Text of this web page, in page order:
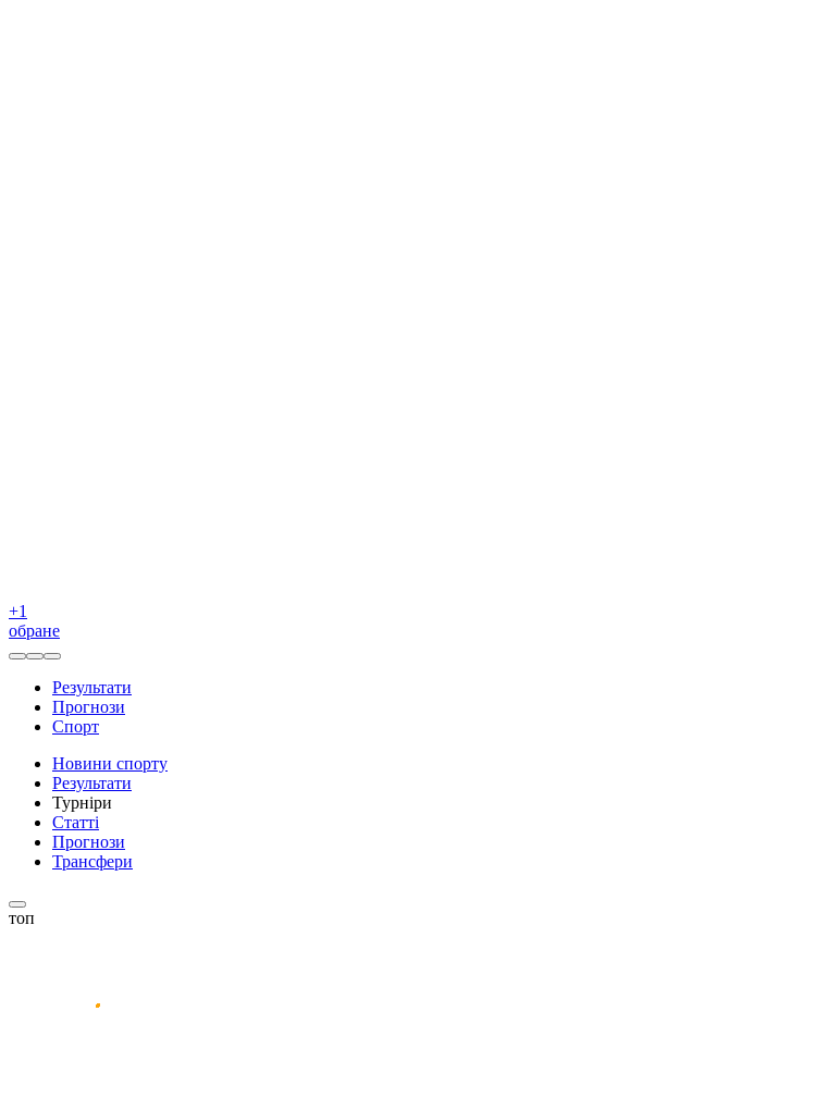
+1
обране
Результати
Прогнози
Спорт
Новини спорту
Результати
Турніри
Статті
Прогнози
Трансфери
топ